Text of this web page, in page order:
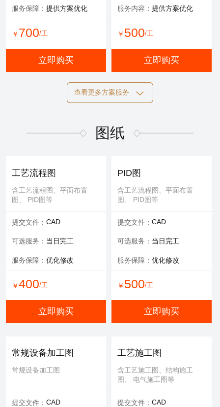
设备清洗
适用于玻璃钢，污水池体清
洁，过滤罐、一体化设备等
定期清洗优惠
立即购买
服务保障： 提供方案优化
￥ 700/工
立即购买
服务内容： 提供方案优化
￥ 500/工
立即购买
服务承诺：包修改
立即购买
标书制作
文件编写
服务内容：
服务保障：提供方案优化
立即购买
环评报告
适用于环评、清洁生产、验
收报告、入河排污口论证报
可选服务： 专家评审
服务内容：报告书、报告表
查看更多方案服务
图纸
工艺流程图
含工艺流程图、平面布置
图、 PID图等
提交文件： CAD
可选服务： 当日完工
服务保障： 优化修改
￥400/工
立即购买
PID图
含工艺流程图、平面布置
图、 PID图等
提交文件： CAD
可选服务： 当日完工
服务保障： 优化修改
￥ 500/工
立即购买
常规设备加工图
常规设备加工图
提交文件： CAD
工艺施工图
含工艺施工图、结构施工
图、 电气施工图等
提交文件： CAD